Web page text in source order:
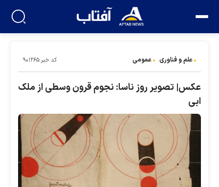
علم و فناوری عمومی کد خبر:۹۰۱۲۶۵
عکس| تصویر روز ناسا: نجوم قرون وسطی از ملک
ابی